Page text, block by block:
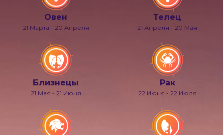
Овен
21 Марта - 20 Апреля
Телец
21 Апреля - 20 Мая
Близнецы
21 Мая - 21 Июня
Рак
22 Июня - 22 Июля